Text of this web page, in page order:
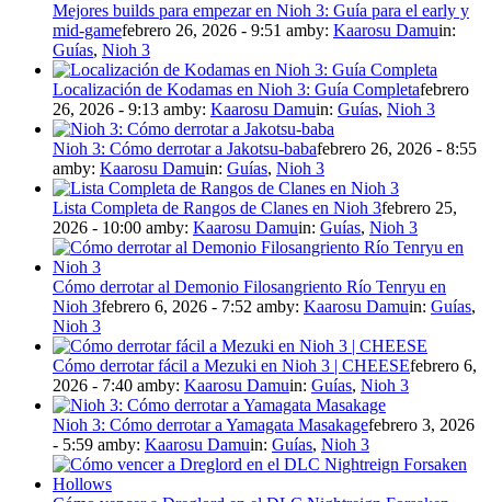
Mejores builds para empezar en Nioh 3: Guía para el early y
mid-gamefebrero 26, 2026 - 9:51 amby: Kaarosu Damuin:
Guías, Nioh 3
Localización de Kodamas en Nioh 3: Guía Completafebrero
26, 2026 - 9:13 amby: Kaarosu Damuin: Guías, Nioh 3
Nioh 3: Cómo derrotar a Jakotsu-babafebrero 26, 2026 - 8:55
amby: Kaarosu Damuin: Guías, Nioh 3
Lista Completa de Rangos de Clanes en Nioh 3febrero 25,
2026 - 10:00 amby: Kaarosu Damuin: Guías, Nioh 3
Cómo derrotar al Demonio Filosangriento Río Tenryu en
Nioh 3febrero 6, 2026 - 7:52 amby: Kaarosu Damuin: Guías,
Nioh 3
Cómo derrotar fácil a Mezuki en Nioh 3 | CHEESEfebrero 6,
2026 - 7:40 amby: Kaarosu Damuin: Guías, Nioh 3
Nioh 3: Cómo derrotar a Yamagata Masakagefebrero 3, 2026
- 5:59 amby: Kaarosu Damuin: Guías, Nioh 3